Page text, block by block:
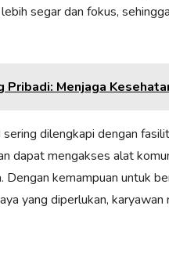
segar dan fokus,
Pribadi: Menjaga
dilengkapi dengan
dapat mengakses alat
kemampuan untuk
yang diperlukan,